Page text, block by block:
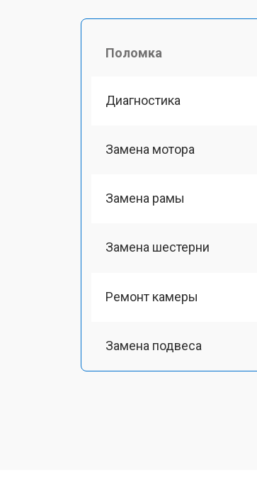
Поломка
Диагностика
Замена мотора
Замена рамы
Замена шестерни
Ремонт камеры
Замена подвеса